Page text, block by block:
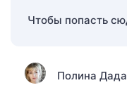
Чтобы попасть
Полина